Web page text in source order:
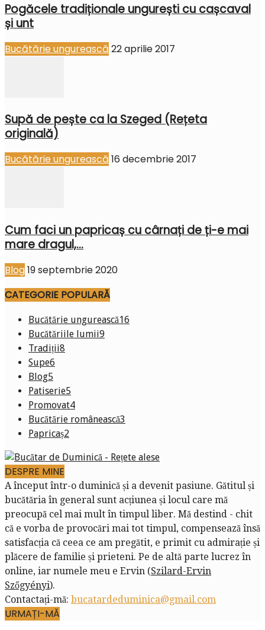
Pogăcele tradiționale ungurești cu cașcaval
și unt
Bucătărie ungurească 22 aprilie 2017
Supă de pește ca la Szeged (Rețeta
originală)
Bucătărie ungurească 16 decembrie 2017
Cum faci un papricaș cu cârnați de ți-e mai
mare dragul,...
Blog19 septembrie 2020
CATEGORIE POPULARĂ
Bucătărie ungurească16
Bucătăriile lumii9
Tradiții8
Supe6
Blog5
Patiserie5
Promovat4
Bucătărie românească3
Papricaș2
DESPRE MINE
A început într-o duminică și a devenit pasiune. Gătitul și
bucătăria în general sunt acțiunea și locul care mă
preocupă cel mai mult în timpul liber. Mă destind - chit
că e vorba de provocări mai tot timpul, compensează însă
satisfacția că ceea ce am pregătit, e primit cu admirație și
plăcere de familie și prieteni. Pe de altă parte lucrez în
online, iar numele meu e Ervin (Szilard-Ervin
Szőgyényi).
Contactați-mă: bucatardeduminica@gmail.com
URMAȚI-MĂ